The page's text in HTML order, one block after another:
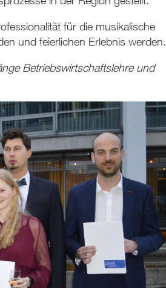
für die musikalische
und feierlichen Erlebnis werden.
Betriebswirtschaftslehre und